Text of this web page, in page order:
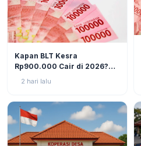
Kapan BLT Kesra
Rp900.000 Cair di 2026?
Simak Prediksi dan
2 hari lalu